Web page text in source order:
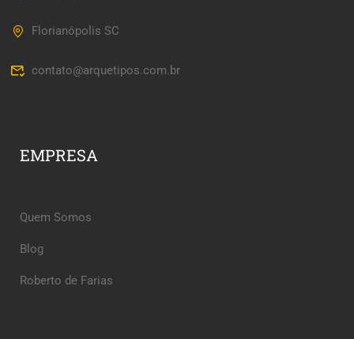
Florianópolis SC
contato@arquetipos.com.br
EMPRESA
Quem Somos
Blog
Roberto de Farias